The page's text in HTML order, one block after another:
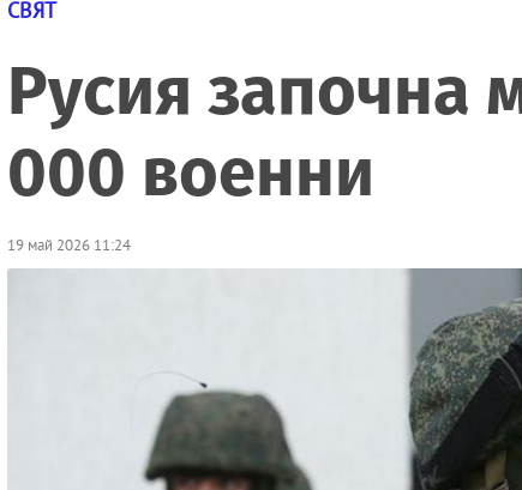
СВЯТ
Русия започна
000 военни
19 май 2026 11:24